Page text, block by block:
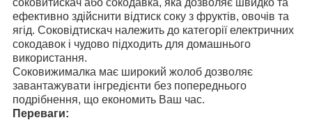
ефективно здійснити відтиск соку з фруктів, овочів та
ягід. Соковідтискач належить до категорії електричних
сокодавок і чудово підходить для домашнього
використання.
Соковижималка має широкий жолоб дозволяє
завантажувати інгредієнти без попереднього
подрібнення, що економить Ваш час.
Переваги: